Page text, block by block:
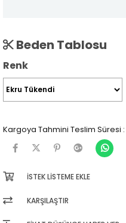
Beden Tablosu
Renk
Kargoya Tahmini Teslim Süresi :
İSTEK LISTEME EKLE
KARŞILAŞTIR